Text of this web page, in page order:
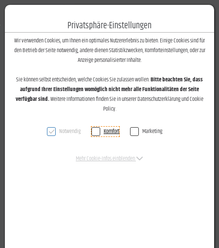
Zum Inhalt springen [AK + 0]
Zum Hauptmenü springen [AK + 1]
Zum Footer-Menü unten (angedockt an Browserrand) springen [AK + 2]
Zum Widget-Menü rechts springen [AK + 3]
Zu den Inhalten im Fußbereich springen [AK + 4]
"Chancentage" der "Wirtschaftsstandort Vorarlberg" für
Privatsphäre-Einstellungen
Wir verwenden Cookies, um Ihnen ein optimales Nutzererlebnis zu bieten. Einige Cookies sind für
den Betrieb der Seite notwendig, andere dienen Statistikzwecken, Komforteinstellungen, oder zur
Anzeige personalisierter Inhalte.
Sie können selbst entscheiden, welche Cookies Sie zulassen wollen.Bitte beachten Sie, dass
aufgrund Ihrer Einstellungen womöglich nicht mehr alle Funktionalitäten der Seite
verfügbar sind.Weitere Informationen finden Sie in unserer Datenschutzerklärung und Cookie
Policy.
Notwendig Komfort Marketing
Mehr Cookie-Infos einblenden